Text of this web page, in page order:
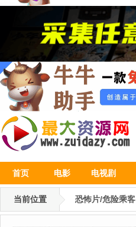
首页 电影 电视剧
当前位置 恐怖片/危险乘客